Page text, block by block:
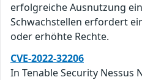
erfolgreiche Ausnutzung
Schwachstellen erfordert
oder erhöhte Rechte.
CVE-2022-32206
In Tenable Security